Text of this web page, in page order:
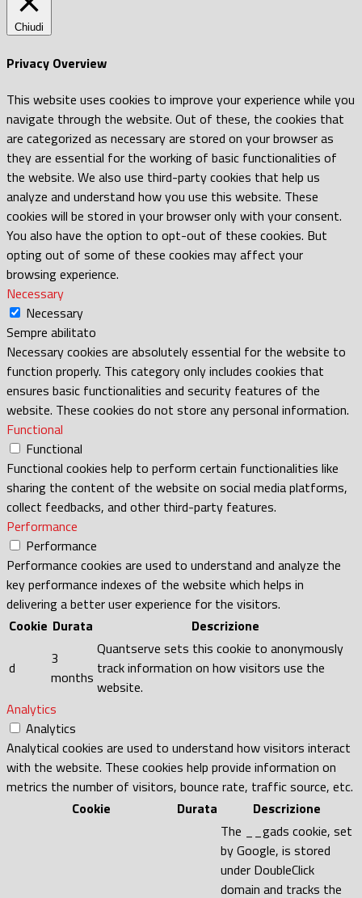
Chiudi
Privacy Overview
This website uses cookies to improve your experience while you
navigate through the website. Out of these, the cookies that
are categorized as necessary are stored on your browser as
they are essential for the working of basic functionalities of
the website. We also use third-party cookies that help us
analyze and understand how you use this website. These
cookies will be stored in your browser only with your consent.
You also have the option to opt-out of these cookies. But
opting out of some of these cookies may affect your
browsing experience.
Necessary
Necessary
Sempre abilitato
Necessary cookies are absolutely essential for the website to
function properly. This category only includes cookies that
ensures basic functionalities and security features of the
website. These cookies do not store any personal information.
Functional
Functional
Functional cookies help to perform certain functionalities like
sharing the content of the website on social media platforms,
collect feedbacks, and other third-party features.
Performance
Performance
Performance cookies are used to understand and analyze the
key performance indexes of the website which helps in
delivering a better user experience for the visitors.
Cookie Durata Descrizione
d
3
months
Quantserve sets this cookie to anonymously
track information on how visitors use the
website.
Analytics
Analytics
Analytical cookies are used to understand how visitors interact
with the website. These cookies help provide information on
metrics the number of visitors, bounce rate, traffic source, etc.
Cookie
Durata
Descrizione
The __gads cookie, set
by Google, is stored
under DoubleClick
domain and tracks the